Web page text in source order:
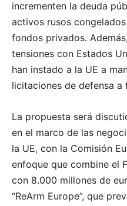
incrementen la deuda
activos rusos
fondos privados.
tensiones con Estados
han instado a la UE a
licitaciones de defensa a
La propuesta será
en el marco de las
la UE, con la Comisión
enfoque que combine el
con 8.000 millones de
“ReArm Europe”, que